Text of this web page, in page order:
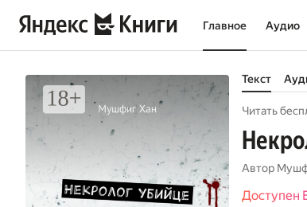
Главное Аудио
Текст
Читать
Автор
Доступен